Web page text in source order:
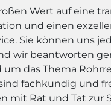
Wert auf eine
und einen
Sie können uns
wir beantworten
um das Thema
fachkundig und
mit Rat und Tat zur